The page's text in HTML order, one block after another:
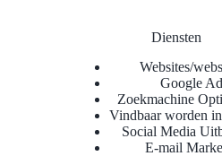
Diensten
Websites/
Google
Zoekmachine
Vindbaar worden
Social Media
E-mail